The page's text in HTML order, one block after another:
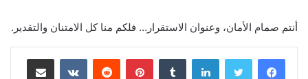
أنتم صمام الأمان، وعنوان الاستقرار… فلكم منا كل الامتنان والتقدير.
لينكدإن بينتيريست مشاركة عبر البريد